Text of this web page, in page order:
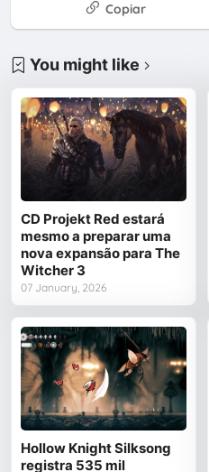
Copiar
You might like
CD Projekt Red estará
mesmo a preparar uma
nova expansão para The
Witcher 3
07 January, 2026
Hollow Knight Silksong
registra 535 mil